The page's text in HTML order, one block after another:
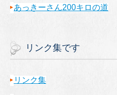
あっきーさん200キロの道
リンク集です
リンク集